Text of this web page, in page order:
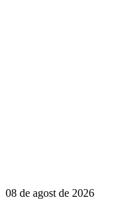
08 de agost de 2026